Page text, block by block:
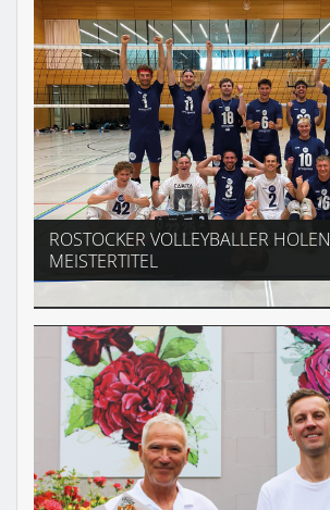
ROSTOCKER VOLLEYBALLER
MEISTERTITEL